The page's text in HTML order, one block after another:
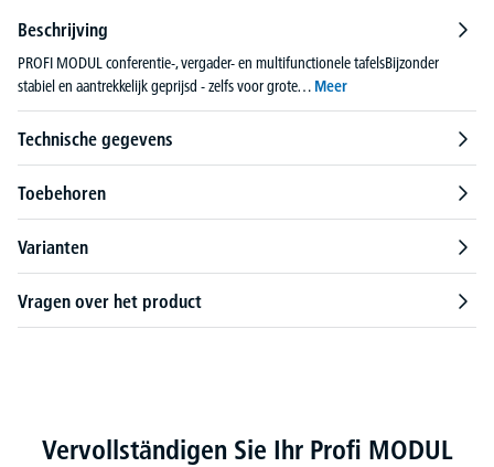
Beschrijving
PROFI MODUL conferentie-, vergader- en multifunctionele tafelsBijzonder
stabiel en aantrekkelijk geprijsd - zelfs voor grote… Meer
Technische gegevens
Toebehoren
Varianten
Vragen over het product
Productgalerij overslaan
Vervollständigen Sie Ihr Profi MODUL